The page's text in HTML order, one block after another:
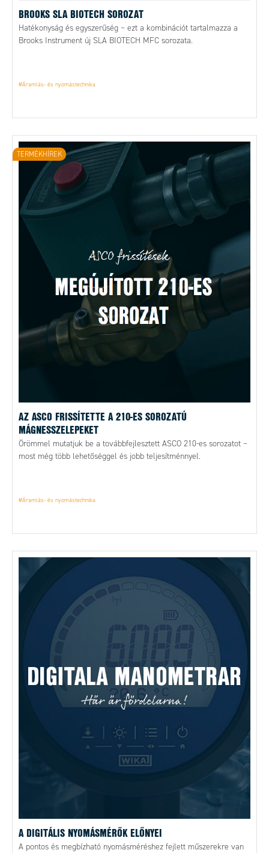
BROOKS SLA BIOTECH SOROZAT
Hatékonyság és egyszerűség – ezt a kombinációt tartalmazza a
Brooks Instrument új SLA BIOTECH MFC sorozata.
#Áramlás- és nyomástechnika
AZ ASCO FRISSÍTETTE A 210-ES SOROZATÚ
MÁGNESSZELEPEKET
Örömmel mutatjuk be a továbbfejlesztett ASCO 210-es sorozatot –
most még több lehetőséggel és jobb teljesítménnyel.
#Áramlás- és nyomástechnika
TERMÉKHÍREK
A DIGITÁLIS NYOMÁSMÉRŐK ELŐNYEI
A pontos és megbízható nyomásméréshez fejlett műszerekre van